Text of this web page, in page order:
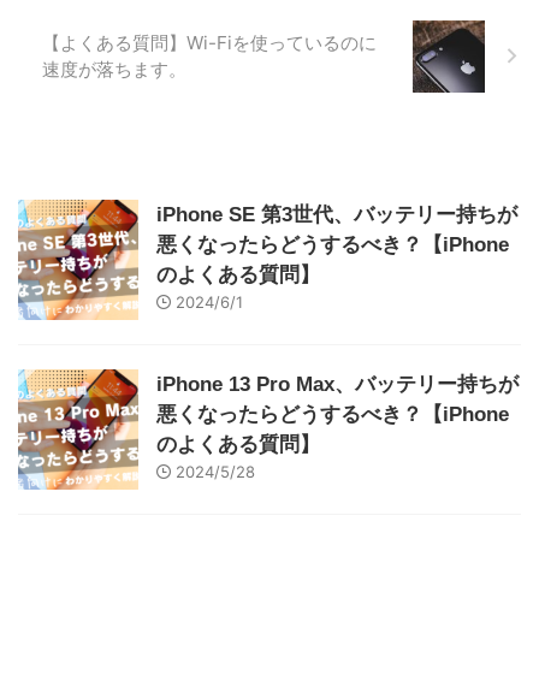
【よくある質問】Wi-Fiを使っているのに
速度が落ちます。
iPhone SE 第3世代、バッテリー持ちが
悪くなったらどうするべき？【iPhone
のよくある質問】
2024/6/1
iPhone 13 Pro Max、バッテリー持ちが
悪くなったらどうするべき？【iPhone
のよくある質問】
2024/5/28